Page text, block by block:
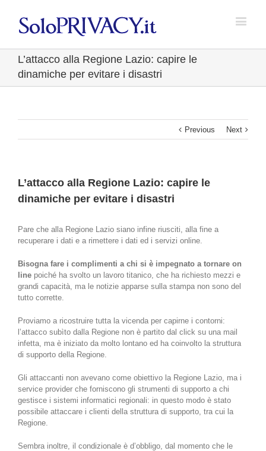
L’attacco alla Regione Lazio: capire le
dinamiche per evitare i disastri
Previous Next
L’attacco alla Regione Lazio: capire le
dinamiche per evitare i disastri
Pare che alla Regione Lazio siano infine riusciti, alla fine a
recuperare i dati e a rimettere i dati ed i servizi online.
Bisogna fare i complimenti a chi si è impegnato a tornare on
line poiché ha svolto un lavoro titanico, che ha richiesto mezzi e
grandi capacità, ma le notizie apparse sulla stampa non sono del
tutto corrette.
Proviamo a ricostruire tutta la vicenda per capirne i contorni:
l’attacco subìto dalla Regione non è partito dal click su una mail
infetta, ma è iniziato da molto lontano ed ha coinvolto la struttura
di supporto della Regione.
Gli attaccanti non avevano come obiettivo la Regione Lazio, ma i
service provider che forniscono gli strumenti di supporto a chi
gestisce i sistemi informatici regionali: in questo modo è stato
possibile attaccare i clienti della struttura di supporto, tra cui la
Regione.
Sembra inoltre, il condizionale è d’obbligo, dal momento che le